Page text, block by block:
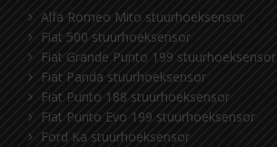
Alfa Romeo Mito stuurhoeksensor
Fiat 500 stuurhoeksensor
Fiat Grande Punto 199 stuurhoeksensor
Fiat Panda stuurhoeksensor
Fiat Punto 188 stuurhoeksensor
Fiat Punto Evo 199 stuurhoeksensor
Ford Ka stuurhoeksensor